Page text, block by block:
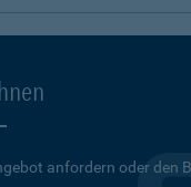
anfordern oder den